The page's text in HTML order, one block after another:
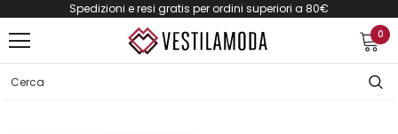
Spedizioni e resi gratis per ordini superiori a 80€
0